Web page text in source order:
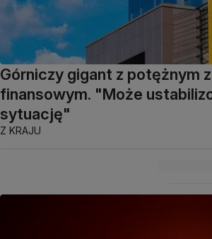
Górniczy gigant z potężnym
finansowym. "Może
sytuację"
Z KRAJU